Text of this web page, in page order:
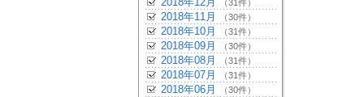
（31件）
2018年11月 （30件）
2018年10月 （31件）
2018年09月 （30件）
2018年08月 （31件）
2018年07月 （31件）
2018年06月 （30件）